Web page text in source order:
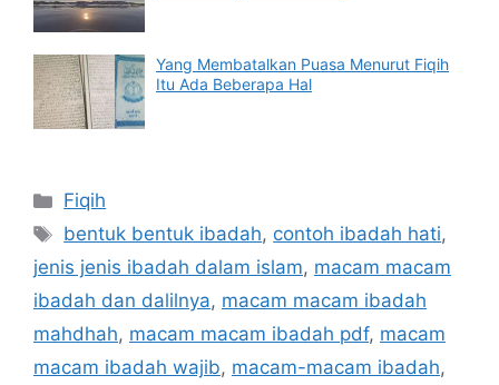
Yang Membatalkan Puasa Menurut Fiqih
Itu Ada Beberapa Hal
Categories
Fiqih
Tags
bentuk bentuk ibadah, contoh ibadah hati,
jenis jenis ibadah dalam islam, macam macam
ibadah dan dalilnya, macam macam ibadah
mahdhah, macam macam ibadah pdf, macam
macam ibadah wajib, macam-macam ibadah,